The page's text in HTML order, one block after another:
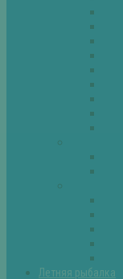
Летняя рыбалка